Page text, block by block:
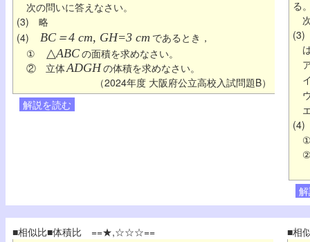
次の問いに答えなさい。
(3) 略
(4) BC＝4 cm, GH=3 cm であるとき，
①
△ABCの面積を求めなさい。
② 立体ADGHの体積を求めなさい。
（2024年度 大阪府公立高校入試問題B）
解説を読む
る
(3)
■相似比■体積比 ==★,☆☆☆==
■相